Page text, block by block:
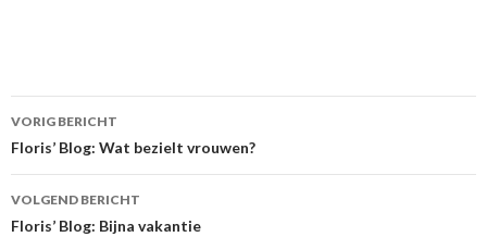
Berichtnavigatie
VORIG BERICHT
Floris’ Blog: Wat bezielt vrouwen?
VOLGEND BERICHT
Floris’ Blog: Bijna vakantie